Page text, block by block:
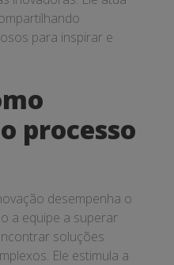
para inspirar e
processo
desempenha o
a equipe a superar
soluções
Ele estimula a